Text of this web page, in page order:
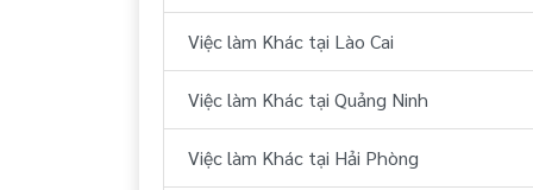
Việc làm Khác tại Lào Cai
Việc làm Khác tại Quảng Ninh
Việc làm Khác tại Hải Phòng